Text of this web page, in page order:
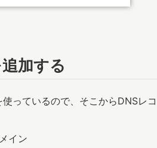
加する
っているので、そこからDNSレコ
イン